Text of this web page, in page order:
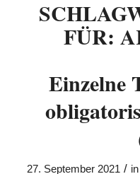
FÜR:
Einzelne
27. September 2021 / in